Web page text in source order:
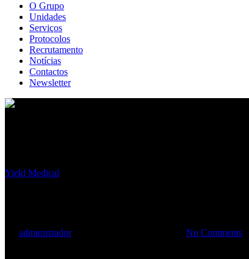
O Grupo
Unidades
Serviços
Protocolos
Recrutamento
Notícias
Contactos
Newsletter
Yield Medical
administrador No Comments